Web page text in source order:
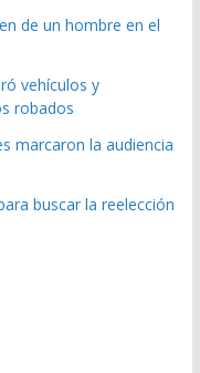
de un hombre en el
vehículos y
robados
marcaron la audiencia
buscar la reelección